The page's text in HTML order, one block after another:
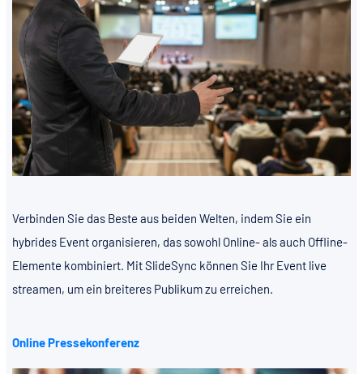
Verbinden Sie das Beste aus beiden Welten, indem Sie ein
hybrides Event organisieren, das sowohl Online- als auch Offline-
Elemente kombiniert. Mit SlideSync können Sie Ihr Event live
streamen, um ein breiteres Publikum zu erreichen.
Online Pressekonferenz